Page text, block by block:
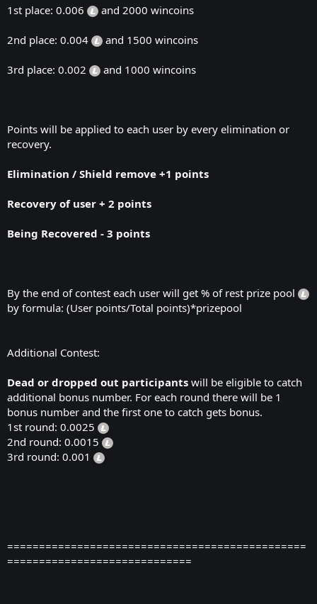
1st place: 0.006 and 2000 wincoins
2nd place: 0.004 and 1500 wincoins
3rd place: 0.002 and 1000 wincoins
Points will be applied to each user by every elimination or
recovery.
Elimination / Shield remove +1 points
Recovery of user + 2 points
Being Recovered - 3 points
By the end of contest each user will get % of rest prize pool
by formula: (User points/Total points)*prizepool
Additional Contest:
Dead or dropped out participants will be eligible to catch
additional bonus number. For each round there will be 1
bonus number and the first one to catch gets bonus.
1st round: 0.0025
2nd round: 0.0015
3rd round: 0.001
===============================================
=============================